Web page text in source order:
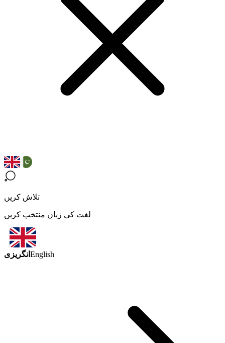
تلاش کریں
لغت کی زبان منتخب کریں
انگریزی English